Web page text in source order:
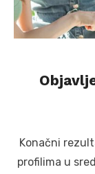
Konačni
profilima u